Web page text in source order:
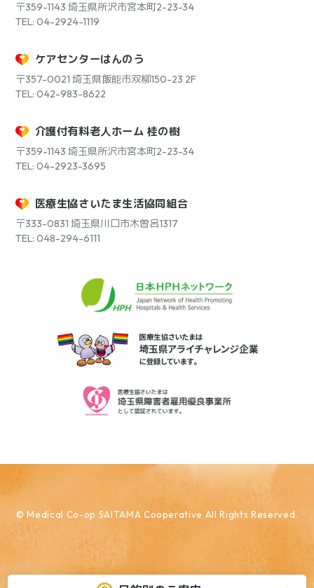
〒359-1143 埼玉県所沢市宮本町2-23-34
TEL: 04-2924-1119
ケアセンターはんのう
〒357-0021 埼玉県飯能市双柳150-23 2F
TEL: 042-983-8622
介護付有料老人ホーム 桂の樹
〒359-1143 埼玉県所沢市宮本町2-23-34
TEL: 04-2923-3695
医療生協さいたま生活協同組合
〒333-0831 埼玉県川口市木曽呂1317
TEL: 048-294-6111
© Medical Co-op SAITAMA Cooperative All Rights Reserved.